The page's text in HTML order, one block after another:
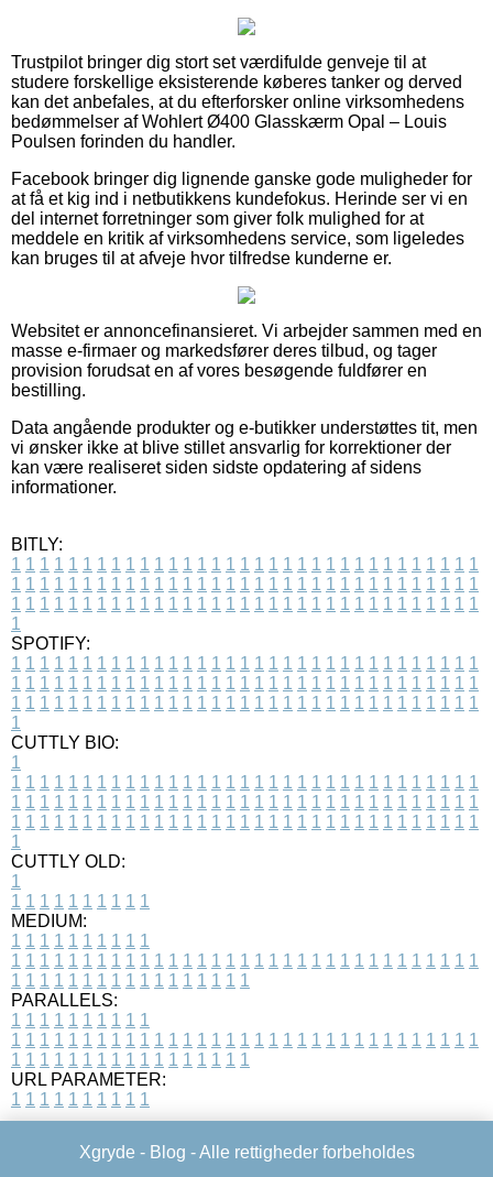
Trustpilot bringer dig stort set værdifulde genveje til at
studere forskellige eksisterende køberes tanker og derved
kan det anbefales, at du efterforsker online virksomhedens
bedømmelser af Wohlert Ø400 Glasskærm Opal – Louis
Poulsen forinden du handler.
Facebook bringer dig lignende ganske gode muligheder for
at få et kig ind i netbutikkens kundefokus. Herinde ser vi en
del internet forretninger som giver folk mulighed for at
meddele en kritik af virksomhedens service, som ligeledes
kan bruges til at afveje hvor tilfredse kunderne er.
Websitet er annoncefinansieret. Vi arbejder sammen med en
masse e-firmaer og markedsfører deres tilbud, og tager
provision forudsat en af vores besøgende fuldfører en
bestilling.
Data angående produkter og e-butikker understøttes tit, men
vi ønsker ikke at blive stillet ansvarlig for korrektioner der
kan være realiseret siden sidste opdatering af sidens
informationer.
BITLY:
1 1 1 1 1 1 1 1 1 1 1 1 1 1 1 1 1 1 1 1 1 1 1 1 1 1 1 1 1 1 1 1 1
1 1 1 1 1 1 1 1 1 1 1 1 1 1 1 1 1 1 1 1 1 1 1 1 1 1 1 1 1 1 1 1 1
1 1 1 1 1 1 1 1 1 1 1 1 1 1 1 1 1 1 1 1 1 1 1 1 1 1 1 1 1 1 1 1 1
1
SPOTIFY:
1 1 1 1 1 1 1 1 1 1 1 1 1 1 1 1 1 1 1 1 1 1 1 1 1 1 1 1 1 1 1 1 1
1 1 1 1 1 1 1 1 1 1 1 1 1 1 1 1 1 1 1 1 1 1 1 1 1 1 1 1 1 1 1 1 1
1 1 1 1 1 1 1 1 1 1 1 1 1 1 1 1 1 1 1 1 1 1 1 1 1 1 1 1 1 1 1 1 1
1
CUTTLY BIO:
1
1 1 1 1 1 1 1 1 1 1 1 1 1 1 1 1 1 1 1 1 1 1 1 1 1 1 1 1 1 1 1 1 1
1 1 1 1 1 1 1 1 1 1 1 1 1 1 1 1 1 1 1 1 1 1 1 1 1 1 1 1 1 1 1 1 1
1 1 1 1 1 1 1 1 1 1 1 1 1 1 1 1 1 1 1 1 1 1 1 1 1 1 1 1 1 1 1 1 1
1
CUTTLY OLD:
1
1 1 1 1 1 1 1 1 1 1
MEDIUM:
1 1 1 1 1 1 1 1 1 1
1 1 1 1 1 1 1 1 1 1 1 1 1 1 1 1 1 1 1 1 1 1 1 1 1 1 1 1 1 1 1 1 1
1 1 1 1 1 1 1 1 1 1 1 1 1 1 1 1 1
PARALLELS:
1 1 1 1 1 1 1 1 1 1
1 1 1 1 1 1 1 1 1 1 1 1 1 1 1 1 1 1 1 1 1 1 1 1 1 1 1 1 1 1 1 1 1
1 1 1 1 1 1 1 1 1 1 1 1 1 1 1 1 1
URL PARAMETER:
1 1 1 1 1 1 1 1 1 1
Xgryde - Blog - Alle rettigheder forbeholdes